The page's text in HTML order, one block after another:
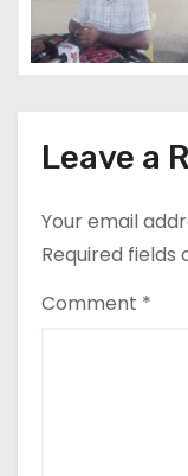
i
nLeave a
Your email
Required fields
Comment *